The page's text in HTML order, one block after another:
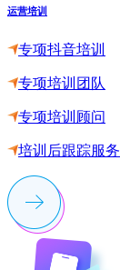
运营培训
专项抖音培训
专项培训团队
专项培训顾问
培训后跟踪服务